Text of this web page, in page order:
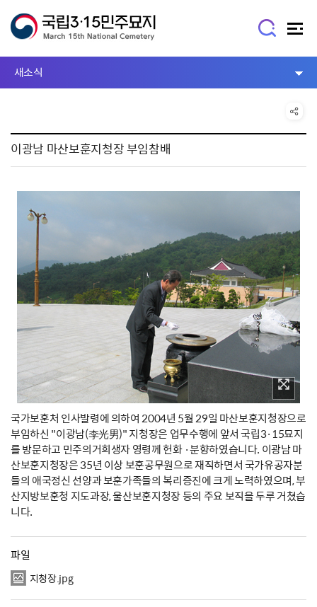
새소식
이광남 마산보훈지청장 부임참배
국가보훈처 인사발령에 의하여 2004년 5월 29일 마산보훈지청장으로
부임하신 "이광남(李光男)" 지청장은 업무수행에 앞서 국립3·15묘지
를 방문하고 민주의거희생자 영령께 헌화 ·분향하였습니다. 이광남 마
산보훈지청장은 35년 이상 보훈공무원으로 재직하면서 국가유공자분
들의 애국정신 선양과 보훈가족들의 복리증진에 크게 노력하였으며, 부
산지방보훈청 지도과장, 울산보훈지청장 등의 주요 보직을 두루 거쳤습
니다.
파일
지청장.jpg